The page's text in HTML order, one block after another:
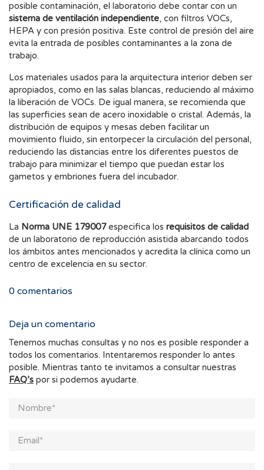
posible contaminación, el laboratorio debe contar con un
sistema de ventilación independiente, con filtros VOCs,
HEPA y con presión positiva. Este control de presión del aire
evita la entrada de posibles contaminantes a la zona de
trabajo.
Los materiales usados para la arquitectura interior deben ser
apropiados, como en las salas blancas, reduciendo al máximo
la liberación de VOCs. De igual manera, se recomienda que
las superficies sean de acero inoxidable o cristal. Además, la
distribución de equipos y mesas deben facilitar un
movimiento fluido, sin entorpecer la circulación del personal,
reduciendo las distancias entre los diferentes puestos de
trabajo para minimizar el tiempo que puedan estar los
gametos y embriones fuera del incubador.
Certificación de calidad
La Norma UNE 179007especifica los requisitos de calidad
de un laboratorio de reproducción asistida abarcando todos
los ámbitos antes mencionados y acredita la clínica como un
centro de excelencia en su sector.
0 comentarios
Deja un comentario
Tenemos muchas consultas y no nos es posible responder a
todos los comentarios. Intentaremos responder lo antes
posible. Mientras tanto te invitamos a consultar nuestras
FAQ’s por si podemos ayudarte.